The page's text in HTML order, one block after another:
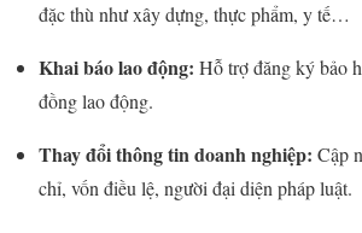
đặc thù như xây dựng, thực phẩm, y tế…
Khai báo lao động: Hỗ trợ đăng ký bảo
đồng lao động.
Thay đổi thông tin doanh nghiệp: Cập
chỉ, vốn điều lệ, người đại diện pháp luật.